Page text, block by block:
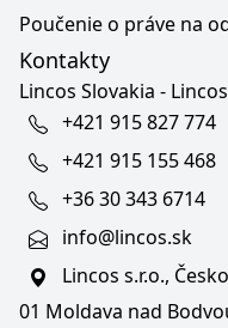
Poučenie o práve na
Kontakty
Lincos Slovakia -
+421 915 827 774
+421 915 155 468
+36 30 343 6714
info@lincos.sk
Lincos s.r.o.,
01 Moldava nad